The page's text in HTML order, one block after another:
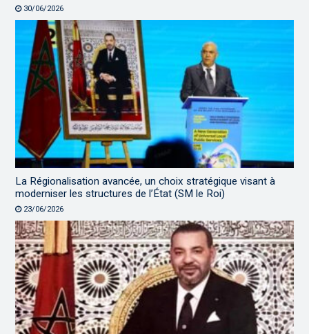
30/06/2026
La Régionalisation avancée, un choix stratégique visant à
moderniser les structures de l’État (SM le Roi)
23/06/2026